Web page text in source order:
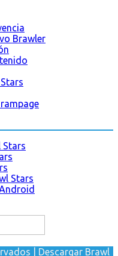
Brawler
Stars
Stars
| Descargar Brawl